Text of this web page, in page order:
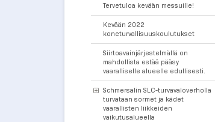
Tervetuloa kevään messuille!
Kevään 2022
koneturvallisuuskoulutukset
Siirtoavainjärjestelmällä on
mahdollista estää pääsy
vaaralliselle alueelle edullisesti.
Schmersalin SLC-turvavaloverholla
turvataan sormet ja kädet
vaarallisten liikkeiden
vaikutusalueella